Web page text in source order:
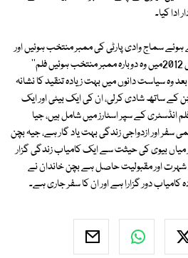
کیا۔
سماج وادی پارٹی کی ممبر منتخب ہوئیں اور
بطور سیاست داں کامیابی حاصل کی 2012میں وہ دوبارہ ممبر منتخب ہوئیں فلم''
بعد وہ سیاست دانوں میں بہت زیادہ تنقید کا نشانہ
بچن کے ساتھ شادی کرلی، ان کی ایک بیٹی اور ایک
انڈسٹری کے سپر اسٹارز میں شامل ہیں، جیا
سفر اور ازدواجی زندگی بہت یاد گار ہے، جیہ بچن
میاں بیوی کی حیثت سے ایک کامیاب زندگی گزار
شہرت اور مقبولیت حاصل ہے بچن خاندان نے
دور گزارا ہے اور ان کا سفر جاری ہے۔